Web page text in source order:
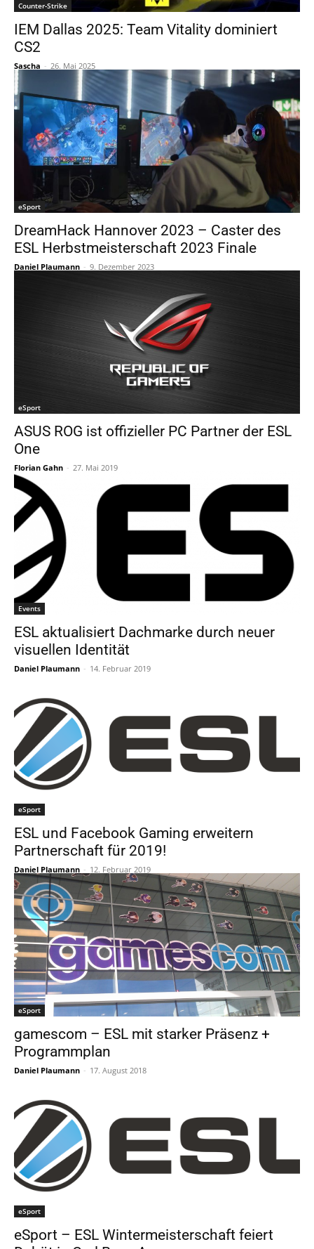
Counter-Strike
IEM Dallas 2025: Team Vitality dominiert
CS2
Sascha - 26. Mai 2025
eSport
DreamHack Hannover 2023 – Caster des
ESL Herbstmeisterschaft 2023 Finale
Daniel Plaumann - 9. Dezember 2023
eSport
ASUS ROG ist offizieller PC Partner der ESL
One
Florian Gahn - 27. Mai 2019
Events
ESL aktualisiert Dachmarke durch neuer
visuellen Identität
Daniel Plaumann - 14. Februar 2019
eSport
ESL und Facebook Gaming erweitern
Partnerschaft für 2019!
Daniel Plaumann - 12. Februar 2019
eSport
gamescom – ESL mit starker Präsenz +
Programmplan
Daniel Plaumann - 17. August 2018
eSport
eSport – ESL Wintermeisterschaft feiert